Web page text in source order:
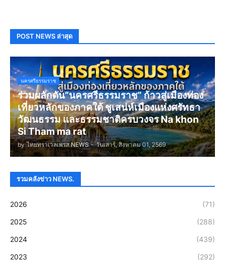
POST NEWS ล่าสุด
นครศรีธรรมราช
ร่วมผลักดัน“นครศรีธรรมราช” ก้าวสู่เมืองท่อง
เที่ยวหลักของภาคใต้ ชูเสน่ห์เมืองแห่งศรัทธา
วัฒนธรรม และธรรมชาติครบวงจร Na khon
Si Tham ma rat
by ไทยทราเวลเพรส NEWS - วันเสาร์, สิงหาคม 01, 2569
รวมคลังข่าว NEWS.
2026 (71)
2025 (288)
2024 (439)
2023 (292)